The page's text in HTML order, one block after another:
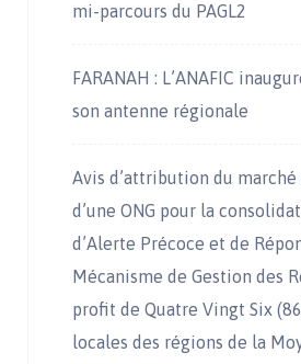
mi-parcours du PAGL2
FARANAH : L’ANAFIC
son antenne régionale
Avis d’attribution du
d’une ONG pour la
d’Alerte Précoce et de
Mécanisme de Gestion des
profit de Quatre Vingt Six
locales des régions de la